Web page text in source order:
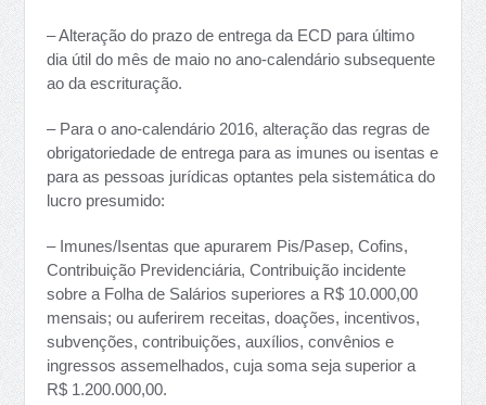
– Alteração do prazo de entrega da ECD para último
dia útil do mês de maio no ano-calendário subsequente
ao da escrituração.
– Para o ano-calendário 2016, alteração das regras de
obrigatoriedade de entrega para as imunes ou isentas e
para as pessoas jurídicas optantes pela sistemática do
lucro presumido:
– Imunes/Isentas que apurarem Pis/Pasep, Cofins,
Contribuição Previdenciária, Contribuição incidente
sobre a Folha de Salários superiores a R$ 10.000,00
mensais; ou auferirem receitas, doações, incentivos,
subvenções, contribuições, auxílios, convênios e
ingressos assemelhados, cuja soma seja superior a
R$ 1.200.000,00.